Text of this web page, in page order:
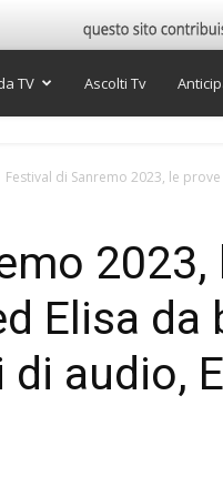
TV Ascolti Tv
Festival di Sanremo 2023, le
2023,
Elisa da
audio,